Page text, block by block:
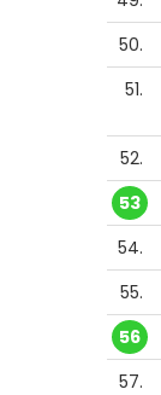
50.
51.
52.
53
54.
55.
56
57.